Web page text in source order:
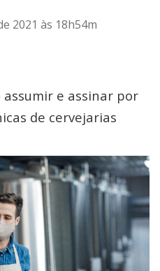
2021 às 18h54m
e assinar por
de cervejarias